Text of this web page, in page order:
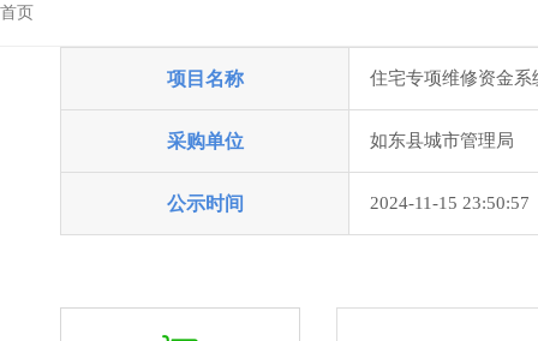
首页
公告详情
项目名称 住宅专项维修资金系
采购单位 如东县城市管理局
公示时间 2024-11-15 23:50:57